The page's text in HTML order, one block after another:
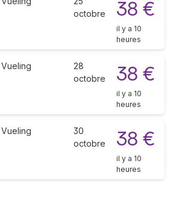
octobre
38 €
il y a 10
heures
Vueling
28
octobre
38 €
il y a 10
heures
Vueling
30
octobre
38 €
il y a 10
heures